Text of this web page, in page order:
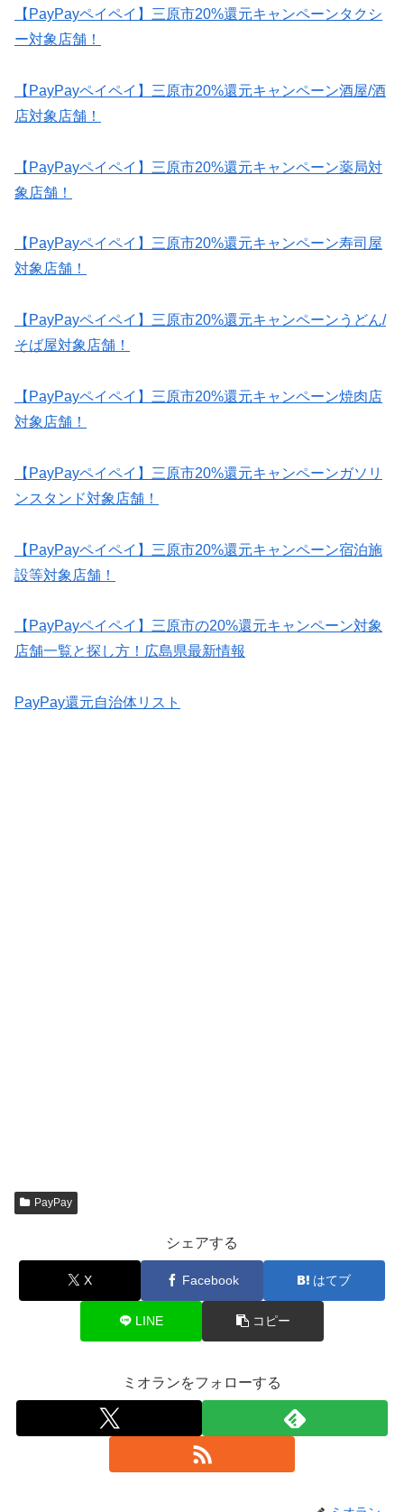
【PayPayペイペイ】三原市20%還元キャンペーンタクシ
ー対象店舗！
【PayPayペイペイ】三原市20%還元キャンペーン酒屋/酒
店対象店舗！
【PayPayペイペイ】三原市20%還元キャンペーン薬局対
象店舗！
【PayPayペイペイ】三原市20%還元キャンペーン寿司屋
対象店舗！
【PayPayペイペイ】三原市20%還元キャンペーンうどん/
そば屋対象店舗！
【PayPayペイペイ】三原市20%還元キャンペーン焼肉店
対象店舗！
【PayPayペイペイ】三原市20%還元キャンペーンガソリ
ンスタンド対象店舗！
【PayPayペイペイ】三原市20%還元キャンペーン宿泊施
設等対象店舗！
【PayPayペイペイ】三原市の20%還元キャンペーン対象
店舗一覧と探し方！広島県最新情報
PayPay還元自治体リスト
PayPay
シェアする
X Facebook はてブ
LINE コピー
ミオランをフォローする